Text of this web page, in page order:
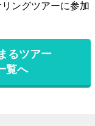
ングツアーに参加
るツアー
覧へ